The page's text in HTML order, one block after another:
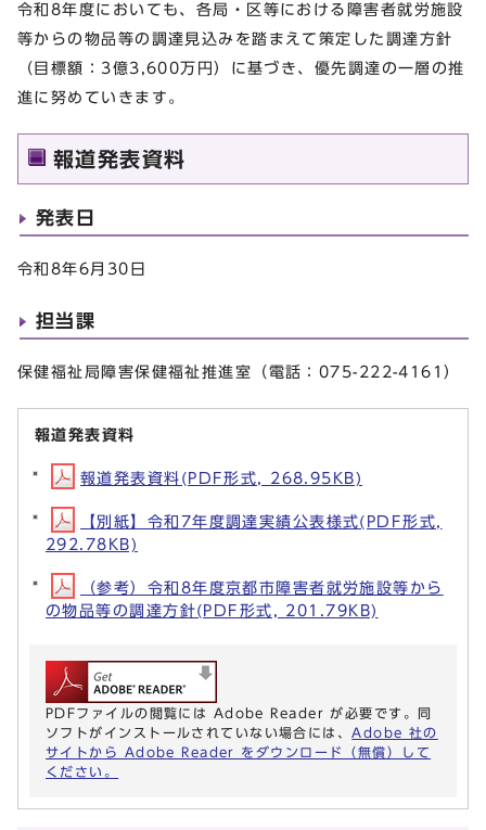
令和8年度においても、各局・区等における障害者就労施設
等からの物品等の調達見込みを踏まえて策定した調達方針
（目標額：3億3,600万円）に基づき、優先調達の一層の推
進に努めていきます。
報道発表資料
発表日
令和8年6月30日
担当課
保健福祉局障害保健福祉推進室（電話：075-222-4161）
報道発表資料
報道発表資料(PDF形式, 268.95KB)
【別紙】令和7年度調達実績公表様式(PDF形式,
292.78KB)
（参考）令和8年度京都市障害者就労施設等から
の物品等の調達方針(PDF形式, 201.79KB)
PDFファイルの閲覧には Adobe Reader が必要です。同
ソフトがインストールされていない場合には、 Adobe 社の
サイトから Adobe Reader をダウンロード（無償）して
ください。